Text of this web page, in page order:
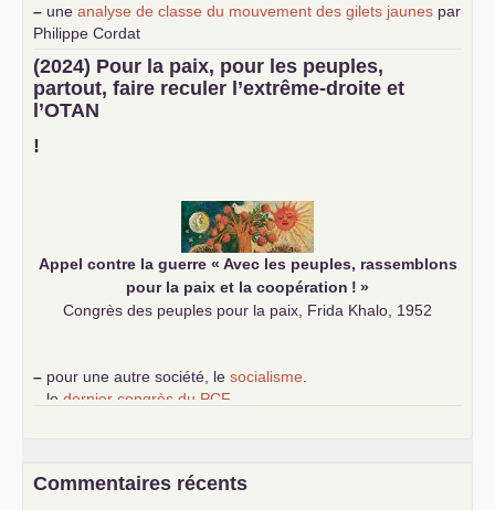
– une analyse de classe du mouvement des gilets jaunes par
Philippe Cordat
–
un texte de Jean-Claude Delaunay
le marxisme est la
science sociale de notre temps
–un appel proposé aux partis communistes et ouvrier
d’Europe
–
(2024) Pour la paix, pour les peuples,
partout, faire reculer l’extrême-droite et
l’OTAN
!
Appel contre la guerre « Avec les peuples, rassemblons
pour la paix et la coopération ! »
Congrès des peuples pour la paix, Frida Khalo, 1952
– pour une autre société, le socialisme
le dernier congrès du PCF
science sociale de notre temps
Commentaires récents